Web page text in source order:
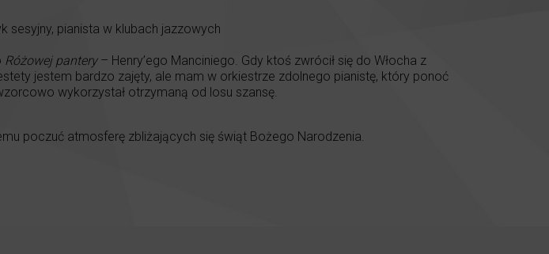
sesyjny, pianista w klubach jazzowych
Różowej pantery– Henry’ego Manciniego. Gdy ktoś zwrócił się do Włocha z
jestem bardzo zajęty, ale mam w orkiestrze zdolnego pianistę, który ponoć
wykorzystał otrzymaną od losu szansę.
poczuć atmosferę zbliżających się świąt Bożego Narodzenia.